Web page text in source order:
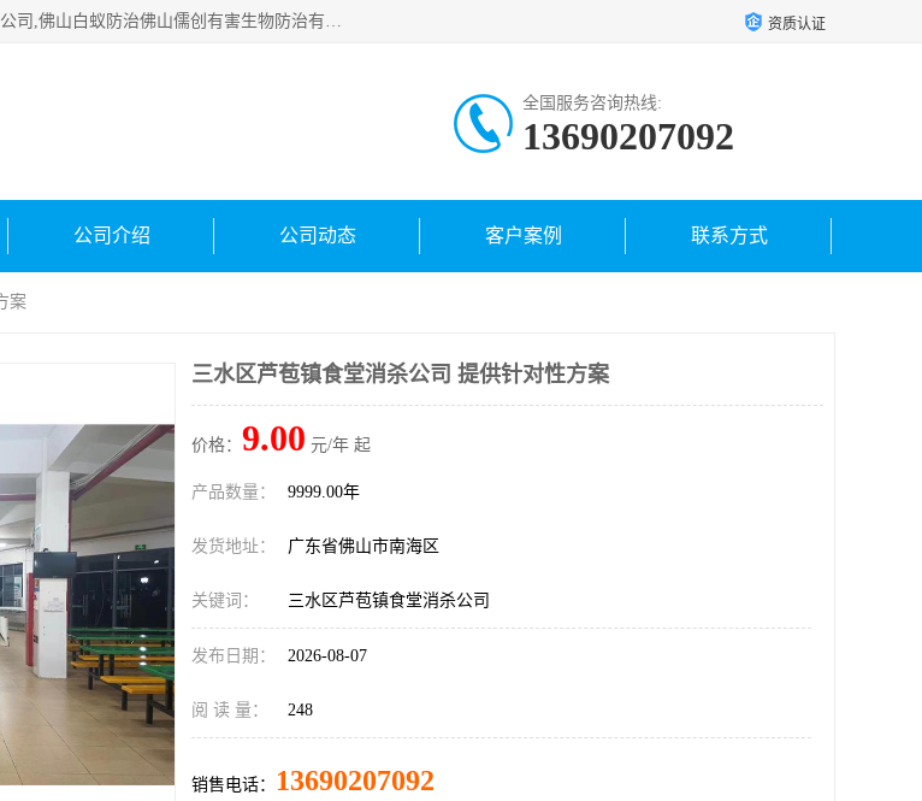
佛山白蚁防治公司,佛山白蚁防治哪家好,佛山杀虫公司,佛山除四害公司,佛山灭白蚁公司,佛山白蚁防治佛山儒创有害生物防治有限公司是一家佛山杀虫公司、佛山除四害公司、佛山灭白蚁公司、佛山白蚁防治公司，让您远离虫害困扰。要问佛山白蚁防治哪家好？佛山儒创有害生物防治有限公司全佛山、广州，正规公司，上门勘查，可靠，售后有保障。 资质认证
全国服务咨询热线:
13690207092
公司介绍 公司动态 客户案例 联系方式
案
三水区芦苞镇食堂消杀公司 提供针对性方案
价格： 9.00 元/年 起
产品数量： 9999.00年
发货地址： 广东省佛山市南海区
关键词： 三水区芦苞镇食堂消杀公司
发布日期： 2026-08-07
阅 读 量： 248
销售电话： 13690207092